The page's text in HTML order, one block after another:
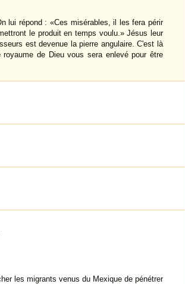
lui répond : «Ces misérables, il les fera périr
le produit en temps voulu.» Jésus leur
est devenue la pierre angulaire. C'est là
de Dieu vous sera enlevé pour être
les migrants venus du Mexique de pénétrer